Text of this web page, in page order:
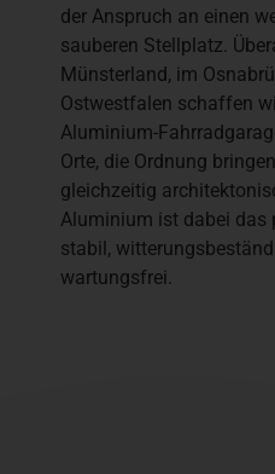
der Anspruch an einen
sauberen Stellplatz.
Münsterland, im
Ostwestfalen schaffen
Aluminium-
Orte, die Ordnung
gleichzeitig
Aluminium ist dabei das
stabil,
wartungsfrei.